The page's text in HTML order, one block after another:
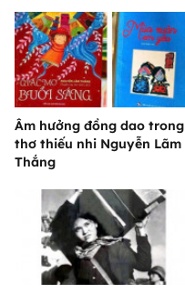
Âm hưởng đồng dao trong
thơ thiếu nhi Nguyễn Lãm
Thắng